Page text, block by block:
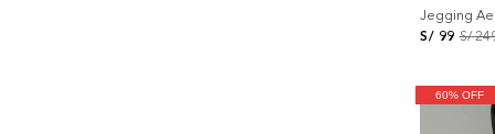
Jegging
S/ 99 S/
60% OFF